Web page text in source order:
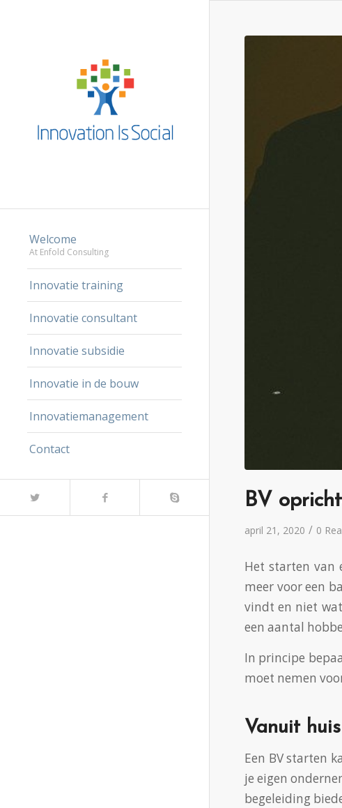
Welcome
At Enfold Consulting
Innovatie training
Innovatie consultant
Innovatie subsidie
Innovatie in de bouw
Innovatiemanagement
Contact
BV
april 21, 2020 / 0
Het starten van
meer voor een
vindt en niet
een aantal
In principe
moet nemen
Vanuit huis
Een BV starten
je eigen
begeleiding